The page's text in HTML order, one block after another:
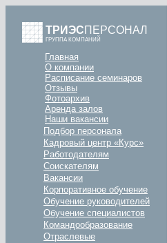
ТРИЭСПЕРСОНАЛ
ГРУППА КОМПАНИЙ
Главная
О компании
Расписание семинаров
Отзывы
Фотоархив
Аренда залов
Наши вакансии
Подбор персонала
Кадровый центр «Курс»
Работодателям
Соискателям
Вакансии
Корпоративное обучение
Обучение руководителей
Обучение специалистов
Командообразование
Отраслевые